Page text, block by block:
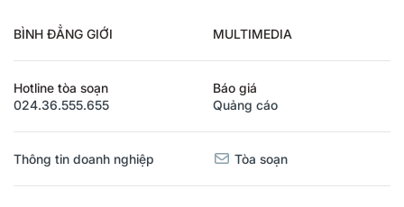
BÌNH ĐẲNG GIỚI MULTIMEDIA
Hotline tòa soạn
024.36.555.655
Báo giá
Quảng cáo
Thông tin doanh nghiệp Tòa soạn